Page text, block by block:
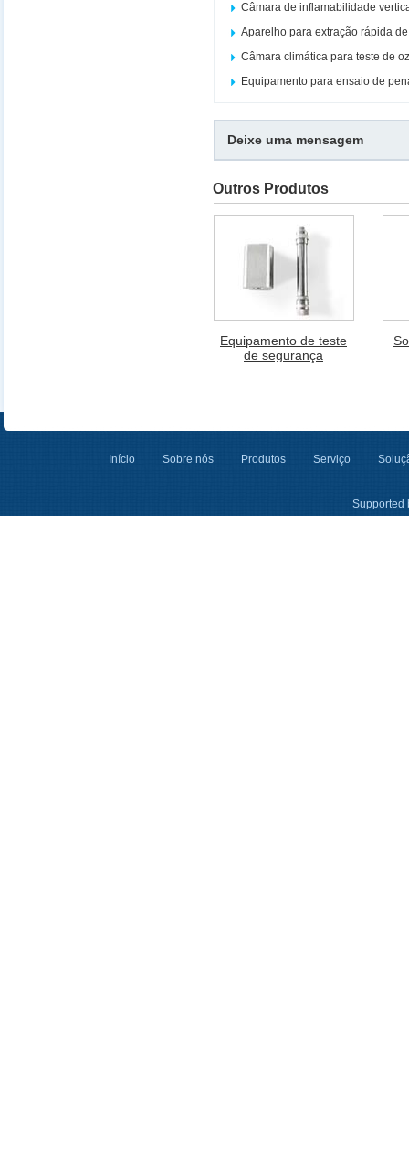
Câmara de inflamabilidade
Aparelho para extração rápida
Câmara climática para teste de
Equipamento para ensaio de
Deixe uma mensagem
Outros Produtos
Equipamento de teste
de segurança
Início Sobre nós Produtos Serviço
Supported